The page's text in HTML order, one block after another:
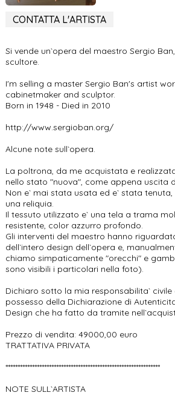
CONTATTA L'ARTISTA
Si vende un`opera del maestro Sergio
scultore.
I'm selling a master Sergio Ban's artist
cabinetmaker and sculptor.
Born in 1948 - Died in 2010
http://www.sergioban.org/
Alcune note sull`opera.
La poltrona, da me acquistata e
nello stato "nuova", come appena uscita
Non e` mai stata usata ed e` stata
una reliquia.
Il tessuto utilizzato e` una tela a trama
resistente, color azzurro profondo.
Gli interventi del maestro hanno
dell`intero design dell`opera e,
chiamo simpaticamente "orecchi" e
sono visibili i particolari nella foto).
Dichiaro sotto la mia responsabilita` civile
possesso della Dichiarazione di
Design che ha fatto da tramite
Prezzo di vendita: 49000,00 euro
TRATTATIVA PRIVATA
****************************************************************
NOTE SULL`ARTISTA